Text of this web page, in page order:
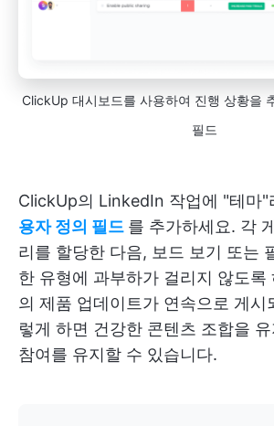
ClickUp 대시보드를 사용하여 진행 상황을
필드
ClickUp의 LinkedIn 작업에 "테마"
용자 정의 필드 를 추가하세요. 각
리를 할당한 다음, 보드 보기 또는
한 유형에 과부하가 걸리지 않도록
의 제품 업데이트가 연속으로 게시
렇게 하면 건강한 콘텐츠 조합을
참여를 유지할 수 있습니다.